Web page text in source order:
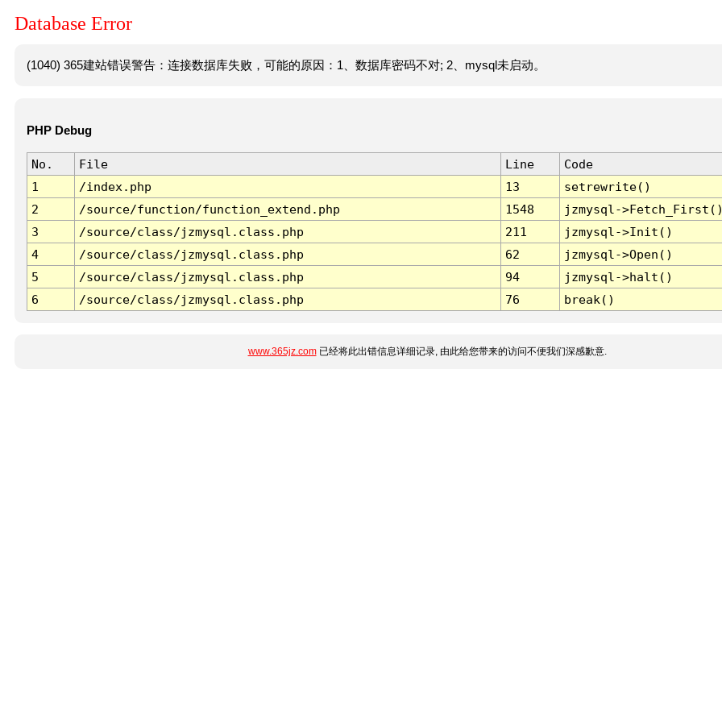
Database Error
(1040) 365建站错误警告：连接数据库失败，可能的原因：1、数据库密码不对; 2、mysql未启动。
PHP Debug
No. File Line
Code
1
/index.php 13
setrewrite()
2
/source/function/function_extend.php 1548
jzmysql-
3
/source/class/jzmysql.class.php 211
jzmysql->Init()
4
/source/class/jzmysql.class.php 62
jzmysql->Open()
5
/source/class/jzmysql.class.php 94
jzmysql->halt()
6
/source/class/jzmysql.class.php 76 break()
www.365jz.com已经将此出错信息详细记录, 由此给您带来的访问不便我们深感歉意.